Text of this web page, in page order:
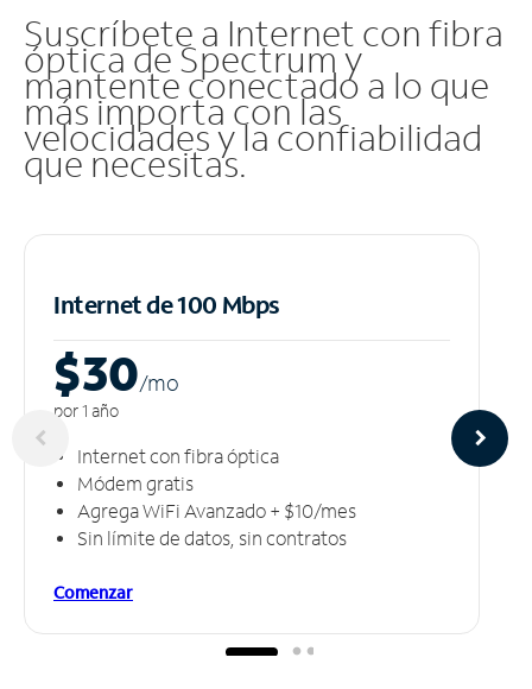
Suscríbete a Internet con fibra
óptica de Spectrum y
mantente conectado a lo que
más importa con las
velocidades y la confiabilidad
que necesitas.
Internet de 100 Mbps
$30/mo
por 1 año
Internet con fibra óptica
Módem gratis
Agrega WiFi Avanzado + $10/mes
Sin límite de datos, sin contratos
Comenzar